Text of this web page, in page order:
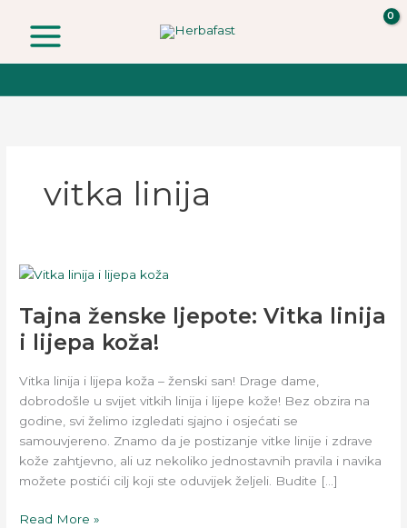
content
vitka linija
Tajna ženske ljepote: Vitka linija
i lijepa koža!
Vitka linija i lijepa koža – ženski san! Drage dame,
dobrodošle u svijet vitkih linija i lijepe kože! Bez obzira na
godine, svi želimo izgledati sjajno i osjećati se
samouvjereno. Znamo da je postizanje vitke linije i zdrave
kože zahtjevno, ali uz nekoliko jednostavnih pravila i navika
možete postići cilj koji ste oduvijek željeli. Budite […]
Tajna
ljepote:
Vitka
linija
Read More »